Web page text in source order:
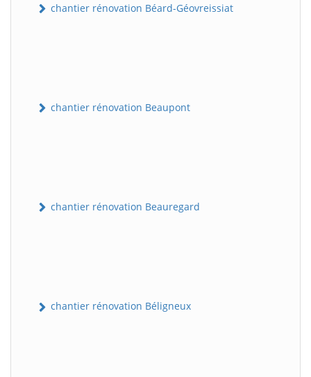
chantier rénovation Béard-Géovreissiat
chantier rénovation Beaupont
chantier rénovation Beauregard
chantier rénovation Béligneux